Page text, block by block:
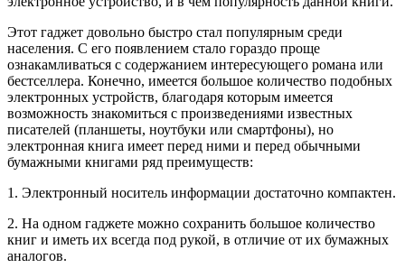
Этот гаджет довольно быстро стал популярным среди
населения. С его появлением стало гораздо проще
ознакамливаться с содержанием интересующего романа или
бестселлера. Конечно, имеется большое количество подобных
электронных устройств, благодаря которым имеется
возможность знакомиться с произведениями известных
писателей (планшеты, ноутбуки или смартфоны), но
электронная книга имеет перед ними и перед обычными
бумажными книгами ряд преимуществ:
1. Электронный носитель информации достаточно компактен.
2. На одном гаджете можно сохранить большое количество
книг и иметь их всегда под рукой, в отличие от их бумажных
аналогов.